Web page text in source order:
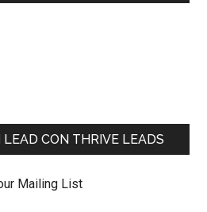
CON THRIVE LEADS